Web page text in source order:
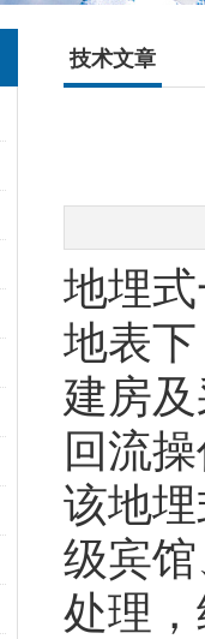
技术文章
地埋
地表
建房
回流
该地
级宾
处理